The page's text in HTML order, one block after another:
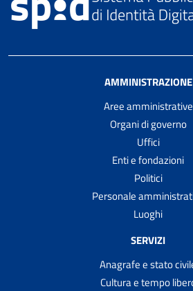
AMMINISTRAZIONE
Aree amministrative
Organi di governo
Uffici
Enti e fondazioni
Politici
Personale
Luoghi
SERVIZI
Anagrafe e stato
Cultura e tempo